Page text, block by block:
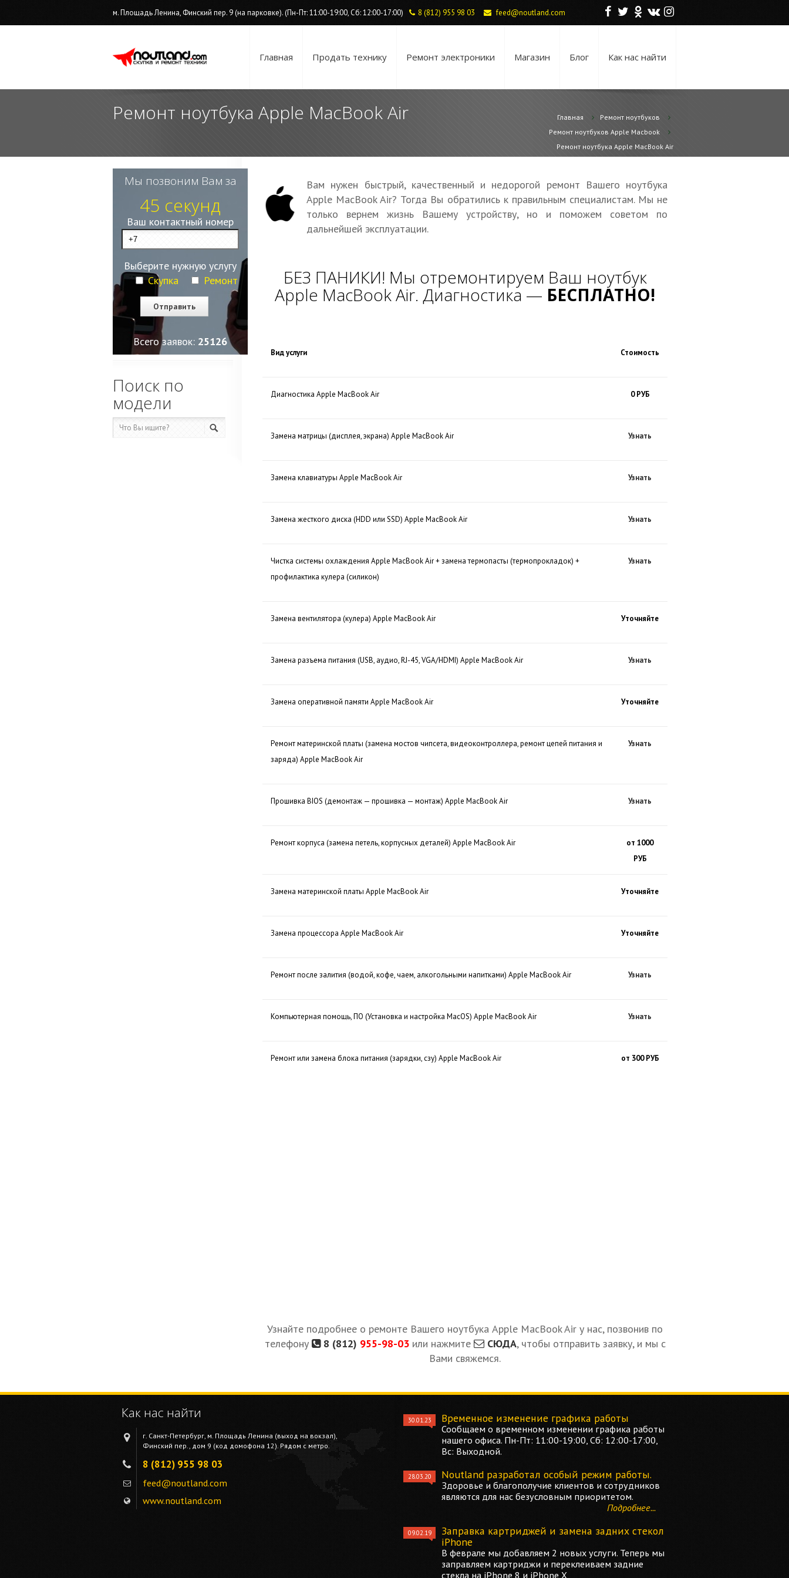
F T O V I
м. Площадь Ленина, Финский пер. 9 (на парковке). (Пн-Пт: 11:00-19:00, Сб: 12:00-17:00) 8 (812) 955 98 03 feed@noutland.com
Главная Продать технику Ремонт электроники Магазин Блог Как нас найти
Ремонт ноутбука Apple MacBook Air Главная
Ремонт ноутбуков
Ремонт ноутбуков Apple Macbook
Ремонт ноутбука Apple MacBook Air
Вам нужен быстрый, качественный и недорогой ремонт Вашего ноутбука
Apple MacBook Air? Тогда Вы обратились к правильным специалистам. Мы не
только вернем жизнь Вашему устройству, но и поможем советом по
дальнейшей эксплуатации.
БЕЗ ПАНИКИ! Мы отремонтируем Ваш ноутбук
Apple MacBook Air. Диагностика — БЕСПЛАТНО!
Вид услуги Стоимость
Диагностика Apple MacBook Air 0 РУБ
Замена матрицы (дисплея, экрана) Apple MacBook Air Узнать
Замена клавиатуры Apple MacBook Air Узнать
Замена жесткого диска (HDD или SSD) Apple MacBook Air Узнать
Чистка системы охлаждения Apple MacBook Air + замена термопасты (термопрокладок) +
профилактика кулера (силикон)
Узнать
Замена вентилятора (кулера) Apple MacBook Air Уточняйте
Замена разъема питания (USB, аудио, RJ-45, VGA/HDMI) Apple MacBook Air Узнать
Замена оперативной памяти Apple MacBook Air Уточняйте
Ремонт материнской платы (замена мостов чипсета, видеоконтроллера, ремонт цепей питания и
заряда) Apple MacBook Air
Узнать
Прошивка BIOS (демонтаж — прошивка — монтаж) Apple MacBook Air Узнать
Ремонт корпуса (замена петель, корпусных деталей) Apple MacBook Air
от 1000
РУБ
Замена материнской платы Apple MacBook Air Уточняйте
Замена процессора Apple MacBook Air Уточняйте
Ремонт после залития (водой, кофе, чаем, алкогольными напитками) Apple MacBook Air Узнать
Компьютерная помощь, ПО (Установка и настройка MacOS) Apple MacBook Air Узнать
Ремонт или замена блока питания (зарядки, сзу) Apple MacBook Air от 300 РУБ
Узнайте подробнее о ремонте Вашего ноутбука Apple MacBook Air у нас, позвонив по
телефону
8 (812) 955-98-03или нажмите СЮДА, чтобы отправить заявку, и мы с
Вами свяжемся.
Мы позвоним Вам за
45 секунд
Ваш контактный номер
Выберите нужную услугу
Скупка
Ремонт
Всего заявок: 25126
Поиск по
модели
Как нас найти
г. Санкт-Петербург, м. Площадь Ленина (выход на вокзал),
Финский пер., дом 9 (код домофона 12). Рядом с метро.
8 (812) 955 98 03
feed@noutland.com
www.noutland.com
30.01.23 Временное изменение графика работы
Сообщаем о временном изменении графика работы
нашего офиса. Пн-Пт: 11:00-19:00, Сб: 12:00-17:00,
Вс: Выходной.
28.03.20 Noutland разработал особый режим работы.
Здоровье и благополучие клиентов и сотрудников
являются для нас безусловным приоритетом.
Подробнее...
09.02.19
Заправка картриджей и замена задних стекол
iPhone
В феврале мы добавляем 2 новых услуги. Теперь мы
заправляем картриджи и переклеиваем задние
стекла на iPhone 8 и iPhone X